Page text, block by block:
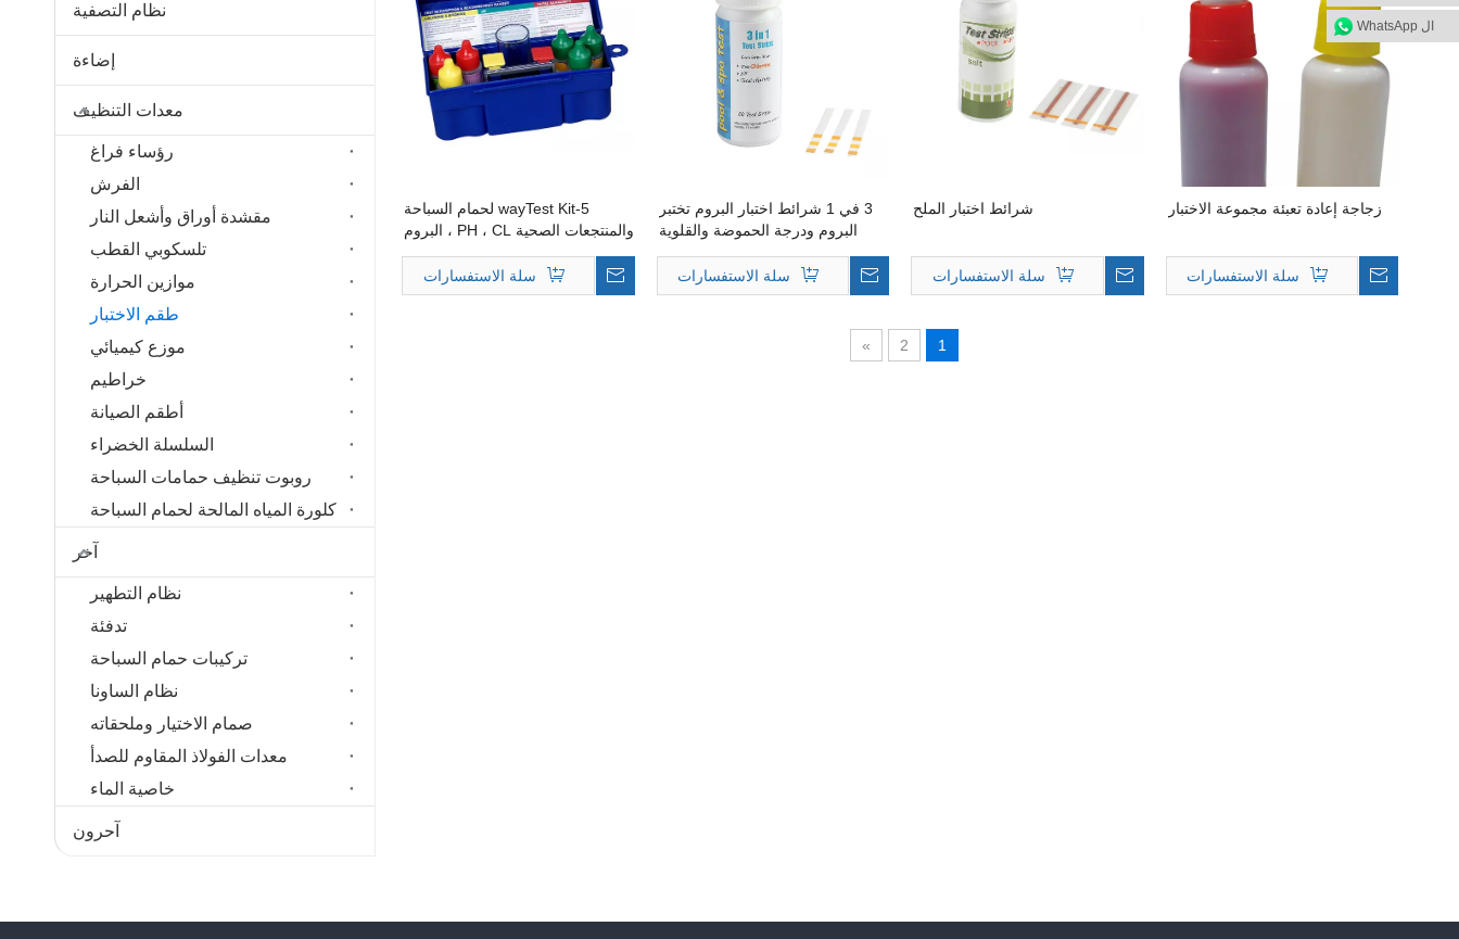
نظام التصفية
إضاءة
معدات التنظيف
رؤساء فراغ
الفرش
مقشدة أوراق وأشعل النار
تلسكوبي القطب
موازين الحرارة
طقم الاختبار
موزع كيميائي
خراطيم
أطقم الصيانة
السلسلة الخضراء
روبوت تنظيف حمامات السباحة
كلورة المياه المالحة لحمام السباحة
آخر
نظام التطهير
تدفئة
تركيبات حمام السباحة
نظام الساونا
صمام الاختيار وملحقاته
معدات الفولاذ المقاوم للصدأ
خاصية الماء
آحرون
5-wayTest Kit لحمام السباحة
والمنتجعات الصحية PH ، CL ، البروم
سلة الاستفسارات
3 في 1 شرائط اختبار البروم تختبر
البروم ودرجة الحموضة والقلوية
سلة الاستفسارات
شرائط اختبار الملح
سلة الاستفسارات
زجاجة إعادة تعبئة مجموعة الاختبار
سلة الاستفسارات
1
2
»
ال WhatsApp